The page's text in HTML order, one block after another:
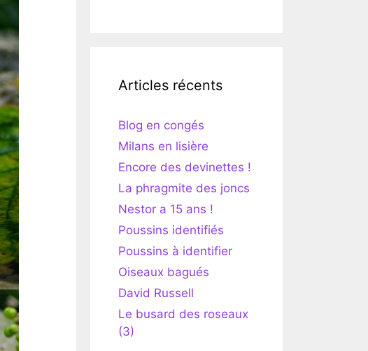
Articles récents
Blog en congés
Milans en lisière
Encore des devinettes !
La phragmite des joncs
Nestor a 15 ans !
Poussins identifiés
Poussins à identifier
Oiseaux bagués
David Russell
Le busard des roseaux
(3)